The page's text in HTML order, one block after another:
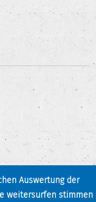
Auswertung der
weitersurfen stimmen